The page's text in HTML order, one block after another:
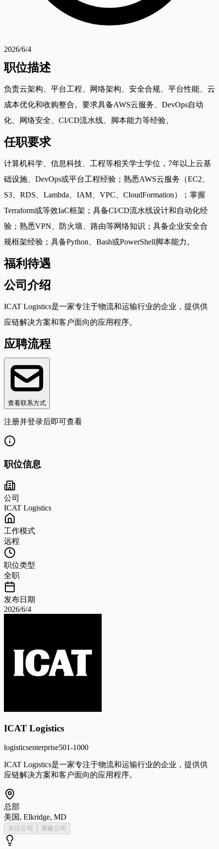
2026/6/4
职位描述
负责云架构、平台工程、网络架构、安全合规、平台性能、云
成本优化和收购整合。要求具备AWS云服务、DevOps自动
化、网络安全、CI/CD流水线、脚本能力等经验。
任职要求
计算机科学、信息科技、工程等相关学士学位，7年以上云基
础设施、DevOps或平台工程经验；熟悉AWS云服务（EC2、
S3、RDS、Lambda、IAM、VPC、CloudFormation）；掌握
Terraform或等效IaC框架；具备CI/CD流水线设计和自动化经
验；熟悉VPN、防火墙、路由等网络知识；具备企业安全合
规框架经验；具备Python、Bash或PowerShell脚本能力。
福利待遇
公司介绍
ICAT Logistics是一家专注于物流和运输行业的企业，提供供
应链解决方案和客户面向的应用程序。
应聘流程
查看联系方式
注册并登录后即可查看
职位信息
公司
ICAT Logistics
工作模式
远程
职位类型
全职
发布日期
2026/6/4
ICAT Logistics
logisticsenterprise501-1000
ICAT Logistics是一家专注于物流和运输行业的企业，提供供
应链解决方案和客户面向的应用程序。
总部
美国, Elkridge, MD
关注公司 屏蔽公司